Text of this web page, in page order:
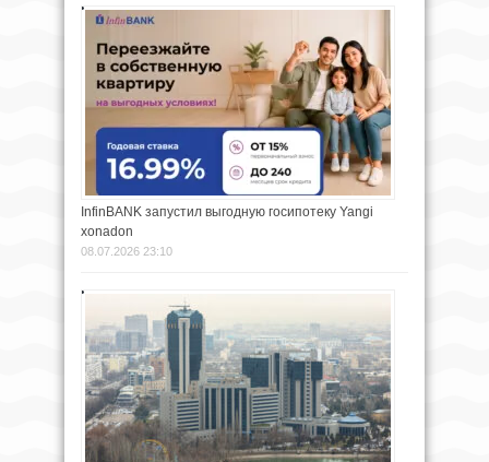
InfinBANK запустил выгодную госипотеку Yangi
xonadon
08.07.2026 23:10